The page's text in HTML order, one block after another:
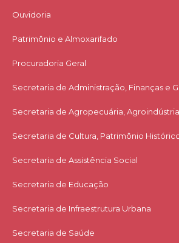
Ouvidoria
Patrimônio e Almoxarifado
Procuradoria Geral
Secretaria de Administração, Finanças e
Secretaria de Agropecuária,
Secretaria de Cultura, Patrimônio
Secretaria de Assistência Social
Secretaria de Educação
Secretaria de Infraestrutura Urbana
Secretaria de Saúde